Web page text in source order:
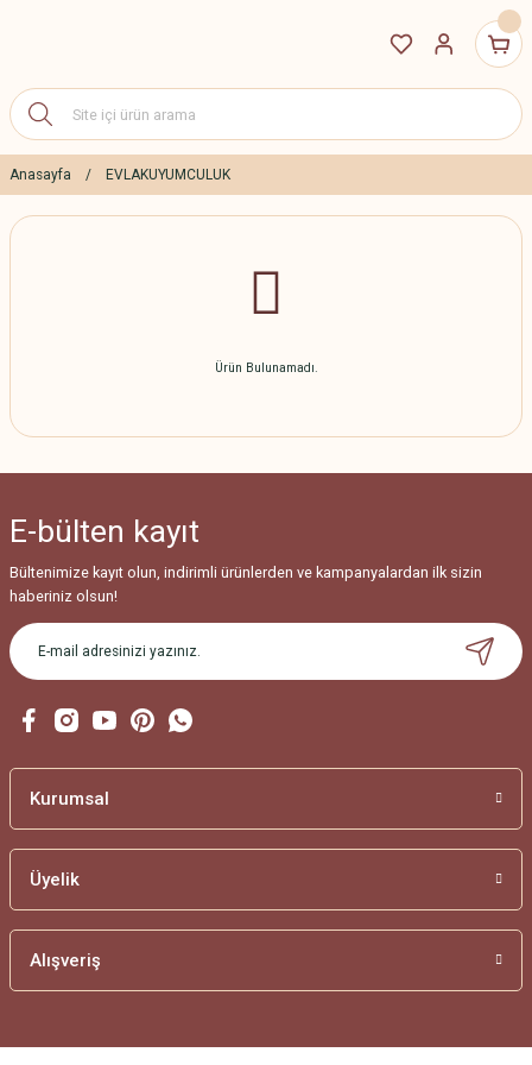
Anasayfa EVLAKUYUMCULUK
Ürün Bulunamadı.
E-bülten kayıt
Bültenimize kayıt olun, indirimli ürünlerden ve kampanyalardan ilk sizin
haberiniz olsun!
Kurumsal
Üyelik
Alışveriş